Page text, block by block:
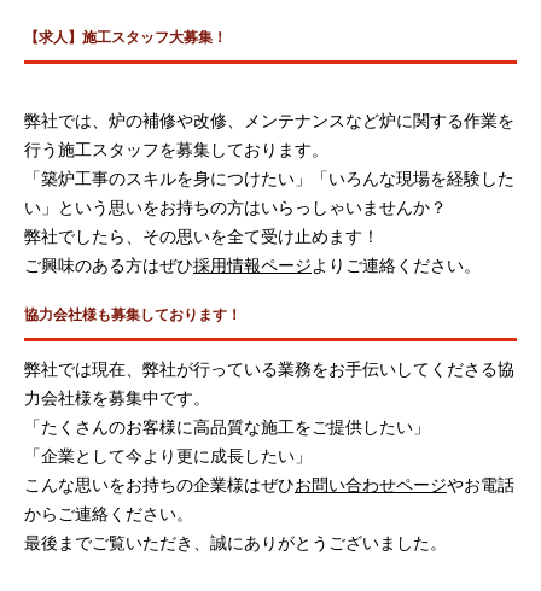
【求人】施工スタッフ大募集！
弊社では、炉の補修や改修、メンテナンスなど炉に関する作業を
行う施工スタッフを募集しております。
「築炉工事のスキルを身につけたい」「いろんな現場を経験した
い」という思いをお持ちの方はいらっしゃいませんか？
弊社でしたら、その思いを全て受け止めます！
ご興味のある方はぜひ採用情報ページよりご連絡ください。
協力会社様も募集しております！
弊社では現在、弊社が行っている業務をお手伝いしてくださる協
力会社様を募集中です。
「たくさんのお客様に高品質な施工をご提供したい」
「企業として今より更に成長したい」
こんな思いをお持ちの企業様はぜひお問い合わせページやお電話
からご連絡ください。
最後までご覧いただき、誠にありがとうございました。